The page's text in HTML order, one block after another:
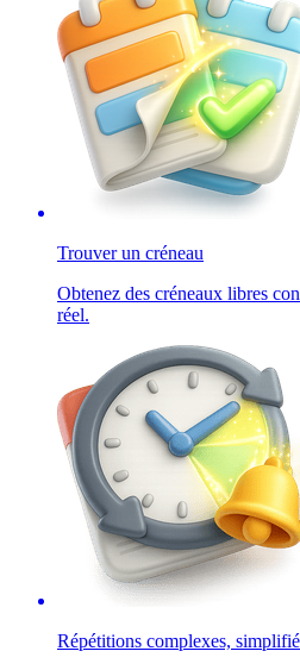
Trouver un créneau
Obtenez des créneaux libres
réel.
Répétitions complexes,